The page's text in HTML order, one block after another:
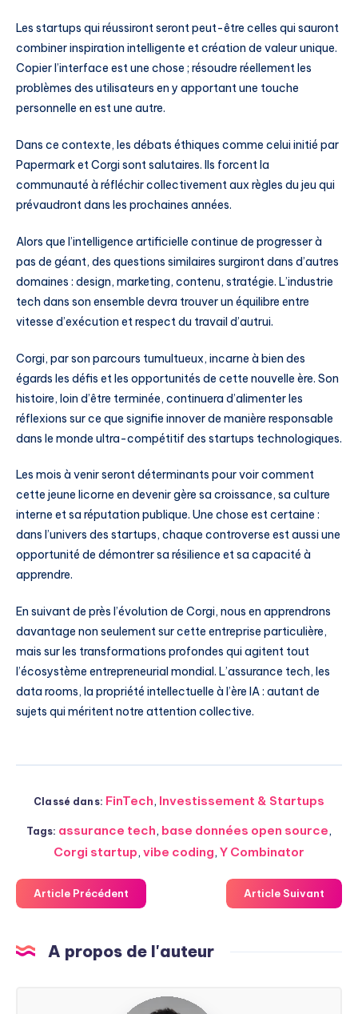
Les startups qui réussiront seront peut-être celles qui sauront
combiner inspiration intelligente et création de valeur unique.
Copier l’interface est une chose ; résoudre réellement les
problèmes des utilisateurs en y apportant une touche
personnelle en est une autre.
Dans ce contexte, les débats éthiques comme celui initié par
Papermark et Corgi sont salutaires. Ils forcent la
communauté à réfléchir collectivement aux règles du jeu qui
prévaudront dans les prochaines années.
Alors que l’intelligence artificielle continue de progresser à
pas de géant, des questions similaires surgiront dans d’autres
domaines : design, marketing, contenu, stratégie. L’industrie
tech dans son ensemble devra trouver un équilibre entre
vitesse d’exécution et respect du travail d’autrui.
Corgi, par son parcours tumultueux, incarne à bien des
égards les défis et les opportunités de cette nouvelle ère. Son
histoire, loin d’être terminée, continuera d’alimenter les
réflexions sur ce que signifie innover de manière responsable
dans le monde ultra-compétitif des startups technologiques.
Les mois à venir seront déterminants pour voir comment
cette jeune licorne en devenir gère sa croissance, sa culture
interne et sa réputation publique. Une chose est certaine :
dans l’univers des startups, chaque controverse est aussi une
opportunité de démontrer sa résilience et sa capacité à
apprendre.
En suivant de près l’évolution de Corgi, nous en apprendrons
davantage non seulement sur cette entreprise particulière,
mais sur les transformations profondes qui agitent tout
l’écosystème entrepreneurial mondial. L’assurance tech, les
data rooms, la propriété intellectuelle à l’ère IA : autant de
sujets qui méritent notre attention collective.
Classé dans: FinTech, Investissement & Startups
Tags: assurance tech, base données open source,
Corgi startup, vibe coding, Y Combinator
Article Précédent Article Suivant
A propos de l'auteur
Steven